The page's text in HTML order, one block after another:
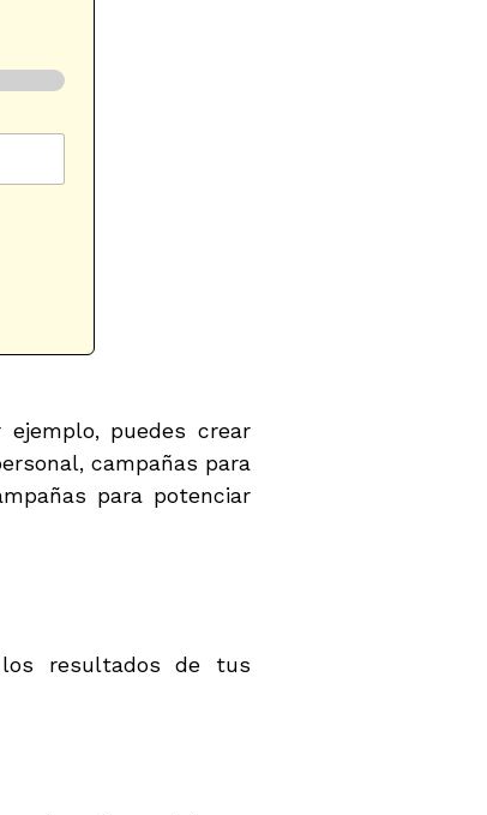
puedes crear
campañas para
para potenciar
resultados de tus